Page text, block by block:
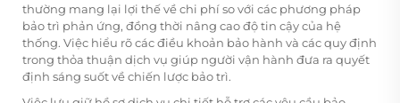
thường mang lại lợi thế về chi phí so với các phương pháp
bảo trì phản ứng, đồng thời nâng cao độ tin cậy của hệ
thống. Việc hiểu rõ các điều khoản bảo hành và các quy định
trong thỏa thuận dịch vụ giúp người vận hành đưa ra quyết
định sáng suốt về chiến lược bảo trì.